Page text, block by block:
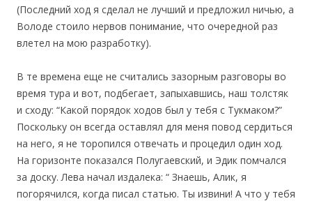
(Последний ход я сделал не лучший и предложил ничью, а
Володе стоило нервов понимание, что очередной раз
влетел на мою разработку).
В те времена еще не считались зазорным разговоры во
время тура и вот, подбегает, запыхавшись, наш толстяк
и сходу: “Какой порядок ходов был у тебя с Тукмаком?”
Поскольку он всегда оставлял для меня повод сердиться
на него, я не торопился отвечать и процедил один ход.
На горизонте показался Полугаевский, и Эдик помчался
за доску. Лева начал издалека: “ Знаешь, Алик, я
погорячился, когда писал статью. Ты извини! А что у тебя